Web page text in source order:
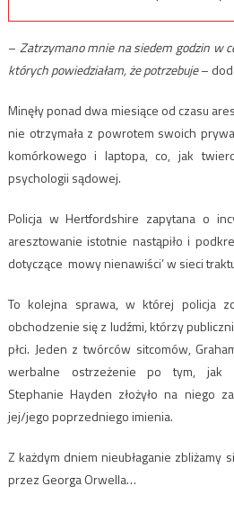
– Zatrzymano mnie na siedem godzin w
których powiedziałam, że potrzebuje–
Minęły ponad dwa miesiące od czasu
nie otrzymała z powrotem swoich
komórkowego i laptopa, co, jak
psychologii sądowej.
Policja w Hertfordshire zapytana o
aresztowanie istotnie nastąpiło i
dotyczące ‚mowy nienawiści’ w sieci
To kolejna sprawa, w której policja
obchodzenie się z ludźmi, którzy
płci. Jeden z twórców sitcomów,
werbalne ostrzeżenie po tym, jak
Stephanie Hayden złożyło na niego
jej/jego poprzedniego imienia.
Z każdym dniem nieubłaganie zbliżamy
przez Georga Orwella…